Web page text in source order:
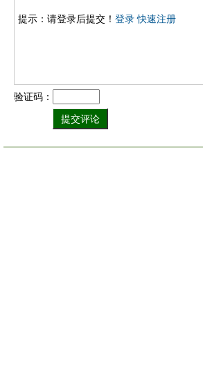
提示：请登录后提交！ 登录 快速注册
验证码：